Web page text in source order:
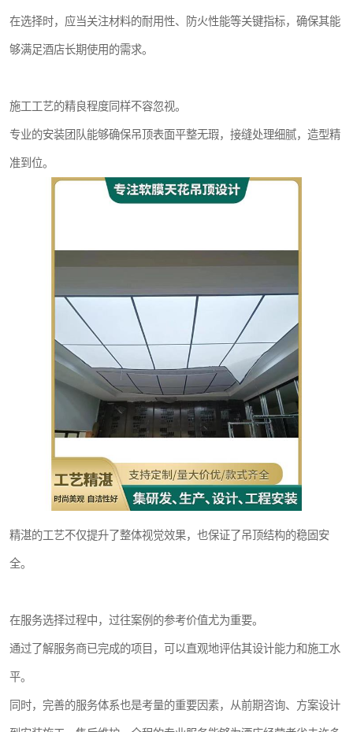
在选择时，应当关注材料的耐用性、防火性能等关键指标，确保其能
够满足酒店长期使用的需求。
施工工艺的精良程度同样不容忽视。
专业的安装团队能够确保吊顶表面平整无瑕，接缝处理细腻，造型精
准到位。
精湛的工艺不仅提升了整体视觉效果，也保证了吊顶结构的稳固安
全。
在服务选择过程中，过往案例的参考价值尤为重要。
通过了解服务商已完成的项目，可以直观地评估其设计能力和施工水
平。
同时，完善的服务体系也是考量的重要因素，从前期咨询、方案设计